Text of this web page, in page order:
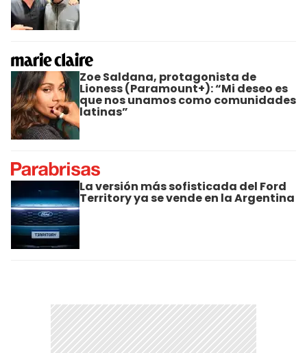
Zoe Saldana, protagonista de
Lioness (Paramount+): “Mi deseo es
que nos unamos como comunidades
latinas”
La versión más sofisticada del Ford
Territory ya se vende en la Argentina